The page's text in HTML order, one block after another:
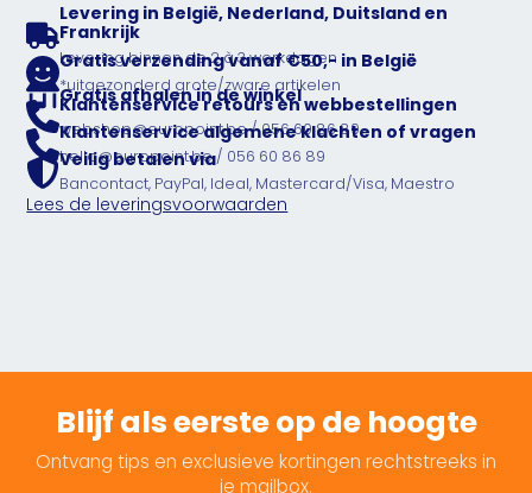
Levering in België, Nederland, Duitsland en
Frankrijk
Levering binnen de 2 à 3 werkdagen
Gratis verzending vanaf €50,- in België
*uitgezonderd grote/zware artikelen
Gratis afhalen in de winkel
Klantenservice retours en webbestellingen
webshop@europoint.be / 056 60 86 89
Klantenservice algemene klachten of vragen
hello@europoint.be / 056 60 86 89
Veilig betalen via
Bancontact, PayPal, Ideal, Mastercard/Visa, Maestro
Lees de leveringsvoorwaarden
Blijf als eerste op de hoogte
Ontvang tips en exclusieve kortingen rechtstreeks in
je mailbox.